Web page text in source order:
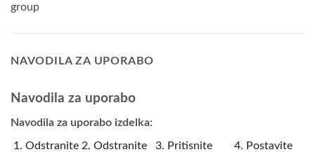
NAVODILA ZA UPORABO
Navodila za uporabo
Navodila za uporabo izdelka:
Odstranite
Odstranite
Pritisnite
Postavite